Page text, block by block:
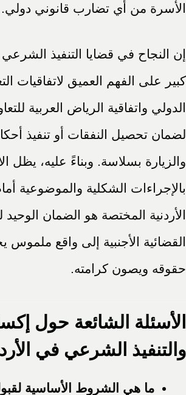
الأسرة من أي تضارب قانوني دولي.
إن النجاح في قضايا التنفيذ
كبير على الفهم العميق لاتفاقيات
الدولي واتفاقية الرياض العربية
لضمان تحصيل النفقات أو تنفيذ
والزيارة بسلاسة. وبناءً عليه، يظل
بالإجراءات الشكلية والموضوعية
الأردنية المختصة هو الضمان الوحيد
القضائية الأجنبية إلى واقع ملموس
حقوقه ويصون كرامته.
الأسئلة الشائعة حول
والتنفيذ الشرعي في
ما هي الشروط الأساسية